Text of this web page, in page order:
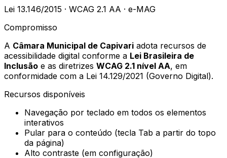
Lei 13.146/2015 · WCAG 2.1 AA · e-MAG
Compromisso
A Câmara Municipal de Capivari adota recursos de
acessibilidade digital conforme a Lei Brasileira de
Inclusão e as diretrizes WCAG 2.1 nível AA, em
conformidade com a Lei 14.129/2021 (Governo Digital).
Recursos disponíveis
Navegação por teclado em todos os elementos
interativos
Pular para o conteúdo (tecla Tab a partir do topo
da página)
Alto contraste (em configuração)